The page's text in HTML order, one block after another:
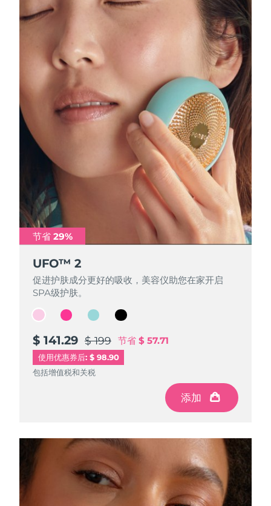
节省 29%
UFO™ 2
促进护肤成分更好的吸收，美容仪助您在家开启
SPA级护肤。
$ 141.29 $ 199 节省 $ 57.71
使用优惠券后: $ 98.90
包括增值税和关税
添加
节省 29%
UFO™ 2
促进护肤成分更好的吸收，美容仪助您在家开启
SPA级护肤。
$ 141.29 $ 199 节省 $ 57.71
包括增值税和关税
添加
节省 29%
UFO™ 2
促进护肤成分更好的吸收，美容仪助您在家开启
SPA级护肤。
$ 141.29 $ 199 节省 $ 57.71
包括增值税和关税
添加
节省 29%
UFO™ 2
促进护肤成分更好的吸收，美容仪助您在家开启
SPA级护肤。
$ 141.29 $ 199 节省 $ 57.71
包括增值税和关税
添加
马来西亚 预计送达日期 8/12/26
预计送达日期8/9/26
墨西哥 预计送达日期8/13/26
摩纳哥 预计送达日期8/10/26
荷兰 预计送达日期8/9/26
新西兰 预计送达日期 8/9/26
预计送达日期 8/9/26
阿曼 预计送达日期 8/12/26
菲律宾 预计送达日期 8/12/26
波兰
葡萄牙
波多黎各
卡塔尔
留尼汪
预计送达日期 8/9/26
预计送达日期 8/10/26
新加坡 预计送达日期 8/11/26